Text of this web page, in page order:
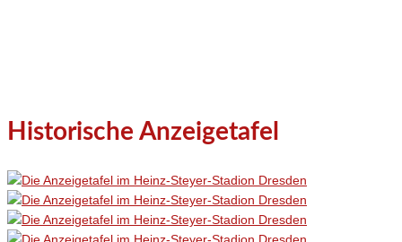
Historische Anzeigetafel